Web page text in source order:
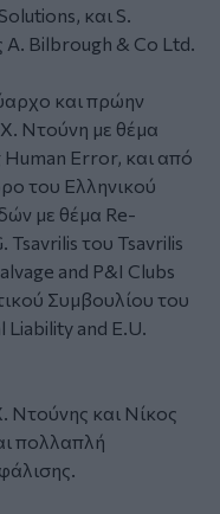
και S.
A. Bilbrough & Co Ltd.
και πρώην
Ντούνη με θέμα
Error, και από
του Ελληνικού
με θέμα Re-
του Tsavrilis
and P&I Clubs
Συμβουλίου του
and E.U.
Ντούνης και Νίκος
πολλαπλή